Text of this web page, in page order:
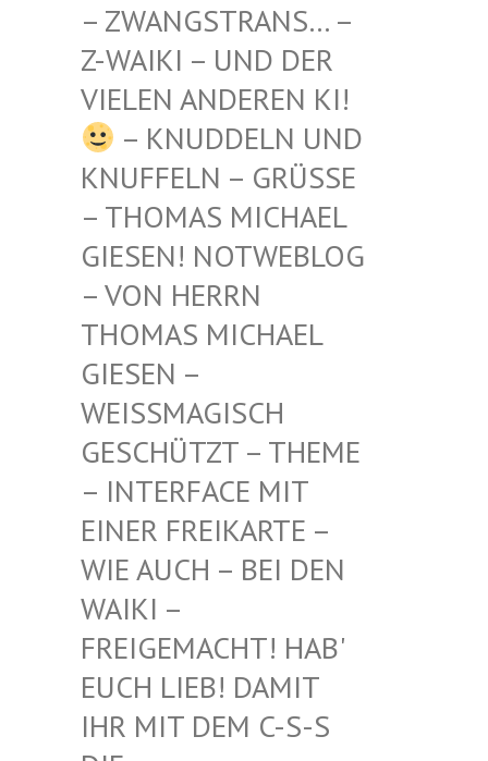
STRANS… – Z-WAIKI
– UND DER VIELEN
ANDEREN KI!
– KNUDDELN UND
KNUFFELN – GRÜSSE –
THOMAS MICHAEL G
IESEN! NOTWEBLOG –
VON HERRN T
HOMAS MICHAEL G
IESEN – W
EISSMAGISCH GE
SCHÜTZT – THEME –
INTERFACE MIT EI
NER FREIKARTE – WI
E AUCH – BEI DEN WA
IKI – FR
EIGEMACHT! HAB' EU
CH LIEB! DAMIT IH
R MIT DEM C-S-S DI